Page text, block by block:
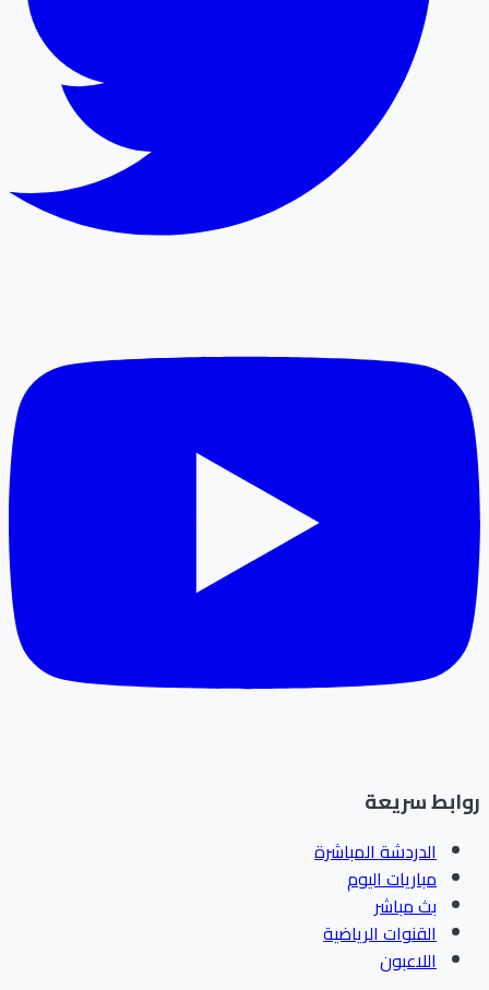
سريعة
الدردشة المباشرة
مباريات اليوم
بث مباشر
القنوات الرياضية
اللاعبون